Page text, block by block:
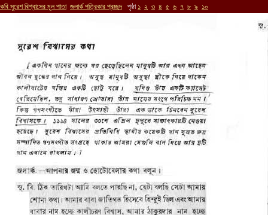
কবি সুরেশ বিশ্বাসের মূল পাতা জলার্ক পত্রিকার প্রচ্ছদপৃষ্ঠা ১ ২ ৩ ৪ ৫ ৬ ৭ ৮ ৯ ১০